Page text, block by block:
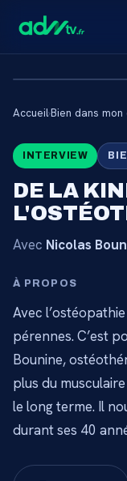
abonnez-
Accueil›Bien dans mon
INTERVIEW
DE LA
Avec Nicolas
À PROPOS
Avec
pérennes. C’est
Bounine,
plus du
le long terme. Il
durant ses 40